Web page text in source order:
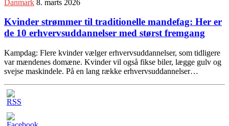
Danmark 8. marts 2026
Kvinder strømmer til traditionelle mandefag: Her er
de 10 erhvervsuddannelser med størst fremgang
Kampdag: Flere kvinder vælger erhvervsuddannelser, som tidligere
var mændenes domæne. Kvinder vil også fikse biler, lægge gulv og
svejse maskindele. På en lang række erhvervsuddannelser…